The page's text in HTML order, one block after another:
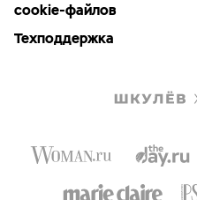
cookie-файлов
Техподдержка